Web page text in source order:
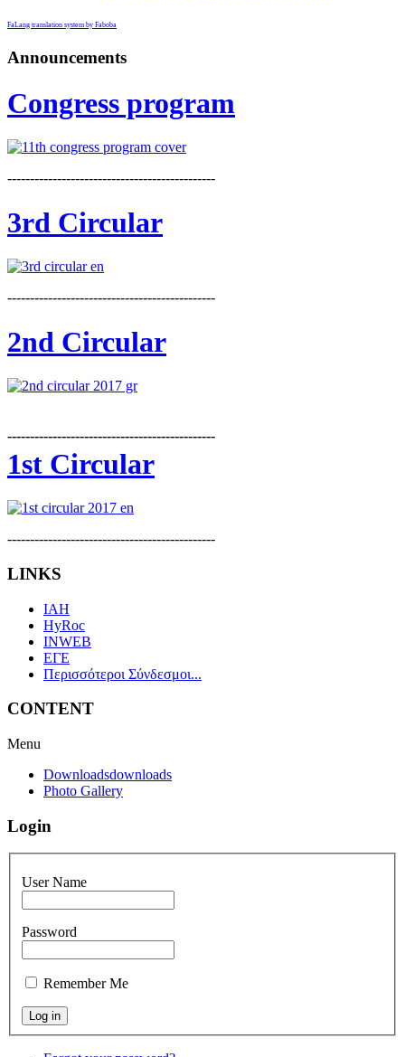
FaLang translation system by Faboba
Announcements
Congress program
----------------------------------------------
3rd Circular
----------------------------------------------
2nd Circular
----------------------------------------------
1st Circular
----------------------------------------------
LINKS
IAH
HyRoc
INWEB
ΕΓΕ
Περισσότεροι Σύνδεσμοι...
CONTENT
Menu
Downloadsdownloads
Photo Gallery
Login
User Name
Password
Remember Me